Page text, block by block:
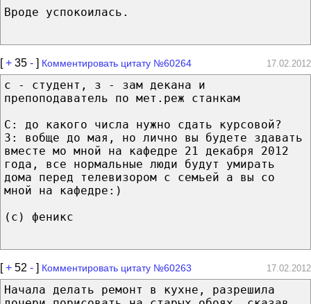
Вроде успокоилась.
[+ 35 - ] Комментировать цитату №60264 17.02.2012
с - студент, з - зам декана и
препоподаватель по мет.реж станкам
С: до какого числа нужно сдать курсовой?
З: вобще до мая, но лично вы будете здавать
вместе мо мной на кафедре 21 декабря 2012
года, все нормальные люди будут умирать
дома перед телевизором с семьей а вы со
мной на кафедре:)
(с) феникс
[+ 52 - ] Комментировать цитату №60263 17.02.2012
Начала делать ремонт в кухне, разрешила